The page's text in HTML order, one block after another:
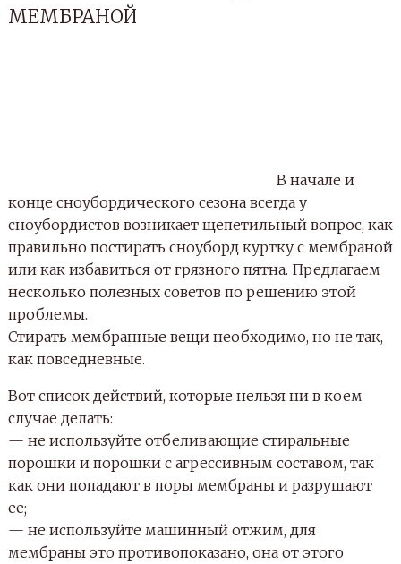
МЕМБРАНОЙ
В начале и
конце сноубордического сезона всегда у
сноубордистов возникает щепетильный вопрос, как
правильно постирать сноуборд куртку с мембраной
или как избавиться от грязного пятна. Предлагаем
несколько полезных советов по решению этой
проблемы.
Стирать мембранные вещи необходимо, но не так,
как повседневные.
Вот список действий, которые нельзя ни в коем
случае делать:
— не используйте отбеливающие стиральные
порошки и порошки с агрессивным составом, так
как они попадают в поры мембраны и разрушают
ее;
— не используйте машинный отжим, для
мембраны это противопоказано, она от этого